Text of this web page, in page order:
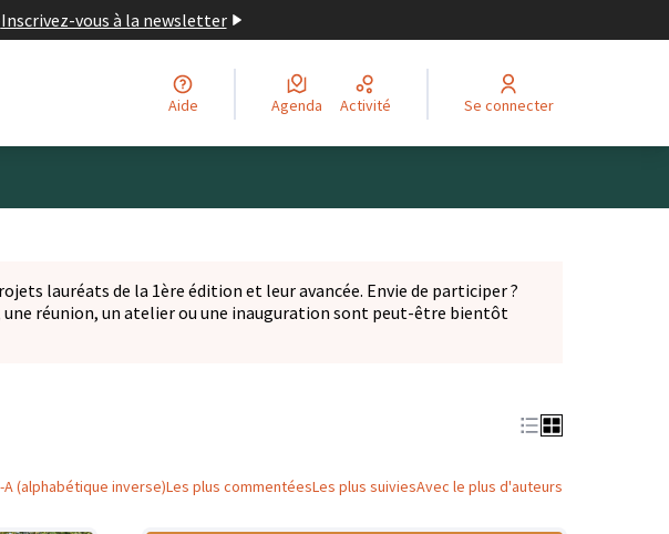
Inscrivez-vous à la newsletter
Aide Agenda Activité Se connecter
lauréats de la 1ère édition et leur avancée. Envie de participer ?
dans un nouvel onglet)
une réunion, un atelier ou une inauguration sont peut-être bientôt
A (alphabétique inverse)Les plus commentéesLes plus suiviesAvec le plus d'auteurs